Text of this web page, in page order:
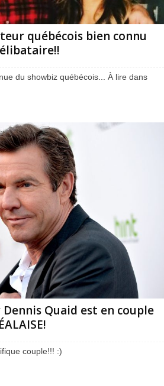
québécois bien connu
du showbiz québécois... À lire dans
Quaid est en couple
couple!!! :)